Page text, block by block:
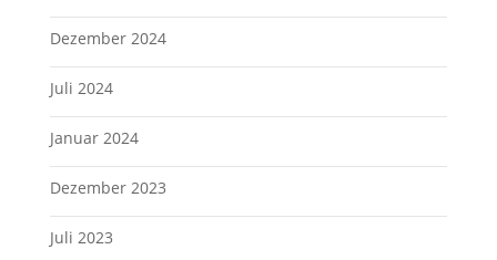
Dezember 2024
Juli 2024
Januar 2024
Dezember 2023
Juli 2023